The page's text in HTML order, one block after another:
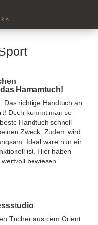
Hamamtuch!
Das richtige Handtuch an
Doch kommt man so
Handtuch schnell
Zweck. Zudem wird
Ideal wäre nun ein
ist. Hier haben
bewiesen.
Tücher aus dem Orient.